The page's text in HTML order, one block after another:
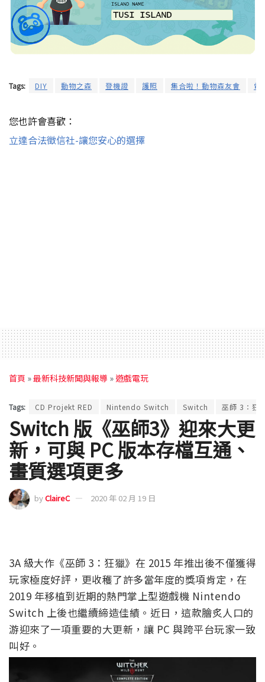
Tags: DIY 動物之森 登機證 護照 集合啦！動物森友會 電
您也許會喜歡：
立達合法徵信社-讓您安心的選擇
首頁 »最新科技新聞與報導 »遊戲電玩
Tags: CD Projekt RED Nintendo Switch Switch 巫師 3：狂
Switch 版《巫師3》迎來大更
新，可與 PC 版本存檔互通、
畫質選項更多
byClaireC 2020 年 02 月 19 日
3A 級大作《巫師 3：狂獵》在 2015 年推出後不僅獲得
玩家極度好評，更收穫了許多當年度的獎項肯定，在
2019 年移植到近期的熱門掌上型遊戲機 Nintendo
Switch 上後也繼續締造佳績。近日，這款膾炙人口的
游迎來了一項重要的大更新，讓 PC 與跨平台玩家一致
叫好。